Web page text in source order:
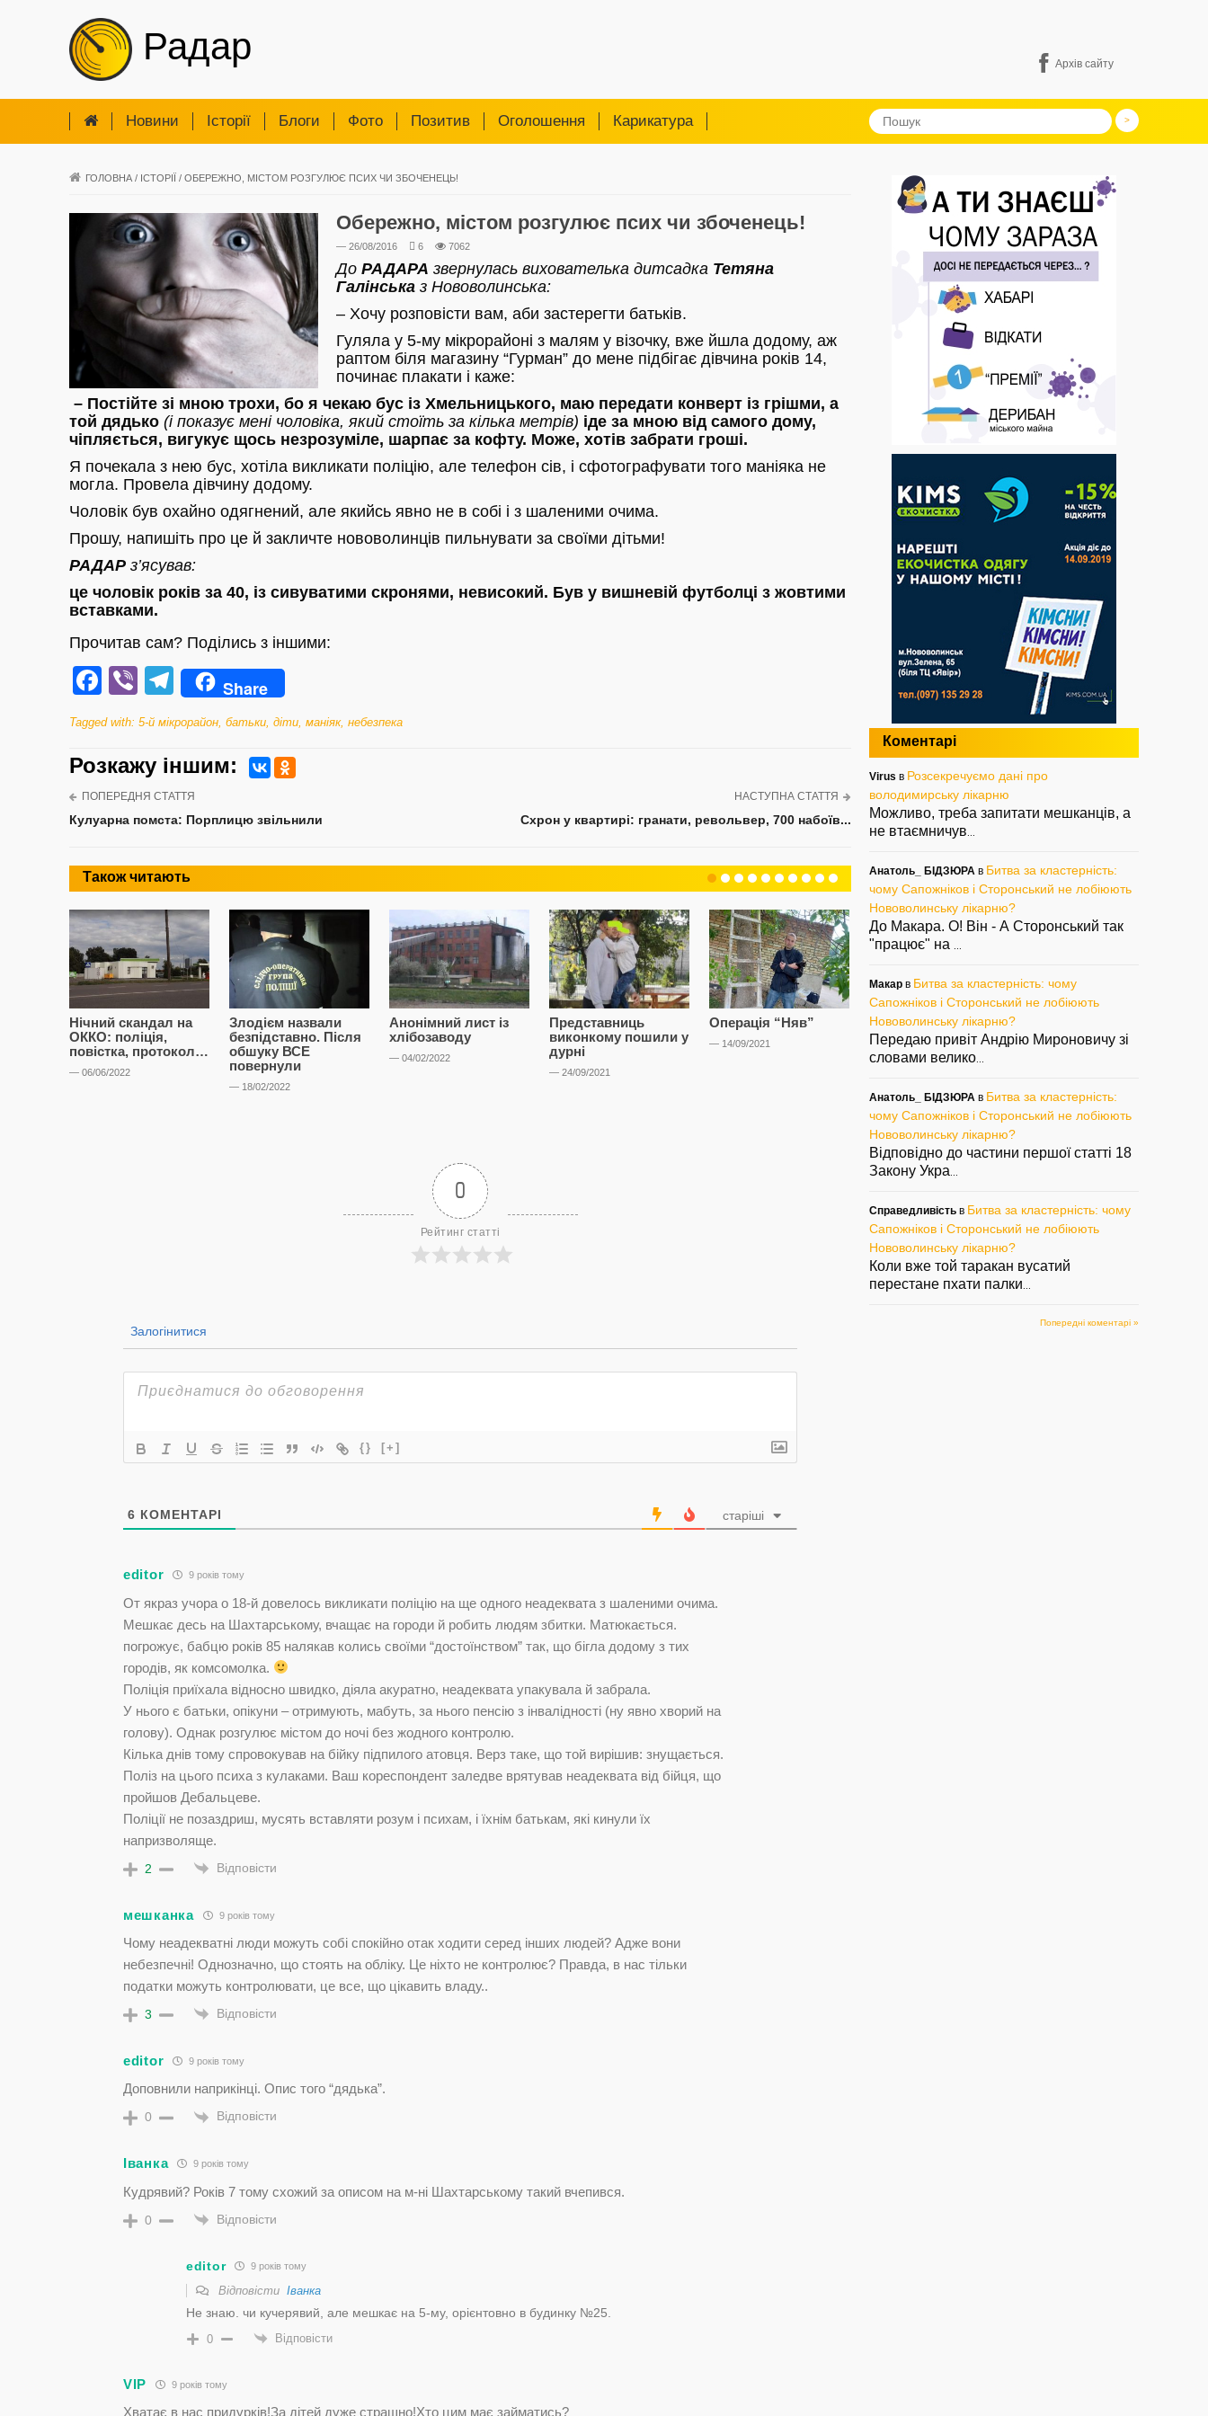
Радар Архів сайту
Новини Iсторії Блоги Фото Позитив Оголошення Карикатура
ГОЛОВНА / ІСТОРІЇ / ОБЕРЕЖНО, МІСТОМ РОЗГУЛЮЄ ПСИХ ЧИ ЗБОЧЕНЕЦЬ!
Обережно, містом розгулює псих чи збоченець!
— 26/08/2016 6 7062
До РАДАРА звернулась вихователька дитсадка Тетяна
Галінська з Нововолинська:
– Хочу розповісти вам, аби застерегти батьків.
Гуляла у 5-му мікрорайоні з малям у візочку, вже йшла додому, аж
раптом біля магазину “Гурман” до мене підбігає дівчина років 14,
починає плакати і каже:
– Постійте зі мною трохи, бо я чекаю бус із Хмельницького, маю передати конверт із грішми, а
той дядько (і показує мені чоловіка, який стоїть за кілька метрів) іде за мною від самого дому,
чіпляється, вигукує щось незрозуміле, шарпає за кофту. Може, хотів забрати гроші.
Я почекала з нею бус, хотіла викликати поліцію, але телефон сів, і сфотографувати того маніяка не
могла. Провела дівчину додому.
Чоловік був охайно одягнений, але якийсь явно не в собі і з шаленими очима.
Прошу, напишіть про це й закличте нововолинців пильнувати за своїми дітьми!
РАДАР з’ясував:
це чоловік років за 40, із сивуватими скронями, невисокий. Був у вишневій футболці з жовтими
вставками.
Прочитав сам? Поділись з іншими:
Facebook
ViberTelegram
Share
Tagged with: 5-й мікрорайон, батьки, діти, маніяк, небезпека
Розкажу iншим:
ПОПЕРЕДНЯ СТАТТЯ
Кулуарна помста: Порплицю звільнили
НАСТУПНА СТАТТЯ
Схрон у квартирі: гранати, револьвер, 700 набоїв...
Також читають
Нічний скандал на
ОККО: поліція,
повістка, протокол…
— 06/06/2022
Злодієм назвали
безпідставно. Після
обшуку ВСЕ
повернули
— 18/02/2022
Анонімний лист із
хлібозаводу
— 04/02/2022
Представниць
виконкому пошили у
дурні
— 24/09/2021
Операція “Няв”
— 14/09/2021
Живодер і
“сердобольна”
— 10/09/2021
старосту й земельні
оборудки
0
Рейтинг статті
Залогінитися
{} [+]
6 КОМЕНТАРІ старіші
editor 9 років тому
От якраз учора о 18-й довелось викликати поліцію на ще одного неадеквата з шаленими очима.
Мешкає десь на Шахтарському, вчащає на городи й робить людям збитки. Матюкається.
погрожує, бабцю років 85 налякав колись своїми “достоїнством” так, що бігла додому з тих
городів, як комсомолка.
Поліція приїхала відносно швидко, діяла акуратно, неадеквата упакувала й забрала.
У нього є батьки, опікуни – отримують, мабуть, за нього пенсію з інвалідності (ну явно хворий на
голову). Однак розгулює містом до ночі без жодного контролю.
Кілька днів тому спровокував на бійку підпилого атовця. Верз таке, що той вирішив: знущається.
Поліз на цього психа з кулаками. Ваш кореспондент заледве врятував неадеквата від бійця, що
пройшов Дебальцеве.
Поліції не позаздриш, мусять вставляти розум і психам, і їхнім батькам, які кинули їх
напризволяще.
2 Відповісти
мешканка 9 років тому
Чому неадекватні люди можуть собі спокійно отак ходити серед інших людей? Адже вони
небезпечні! Однозначно, що стоять на обліку. Це ніхто не контролює? Правда, в нас тільки
податки можуть контролювати, це все, що цікавить владу..
3 Відповісти
editor 9 років тому
Доповнили наприкінці. Опис того “дядька”.
0 Відповісти
Іванка 9 років тому
Кудрявий? Років 7 тому схожий за описом на м-ні Шахтарському такий вчепився.
0 Відповісти
editor 9 років тому
Відповісти Іванка
Не знаю. чи кучерявий, але мешкає на 5-му, орієнтовно в будинку №25.
0 Відповісти
VIP 9 років тому
Хватає в нас придурків!За дітей дуже страшно!Хто цим має займатись?
Коментарі
Virus в Розсекречуємо дані про
володимирську лікарню
Можливо, треба запитати мешканців, а
не втаємничув
Анатоль_ БІДЗЮРА в Битва за кластерність:
чому Сапожніков і Сторонський не лобіюють
Нововолинську лікарню?
До Макара. О! Він - А Сторонський так
"працює" на
Макар в Битва за кластерність: чому
Сапожніков і Сторонський не лобіюють
Нововолинську лікарню?
Передаю привіт Андрію Мироновичу зі
словами велико
Анатоль_ БІДЗЮРА в Битва за кластерність:
чому Сапожніков і Сторонський не лобіюють
Нововолинську лікарню?
Відповідно до частини першої статті 18
Закону Укра
Справедливість в Битва за кластерність: чому
Сапожніков і Сторонський не лобіюють
Нововолинську лікарню?
Коли вже той таракан вусатий
перестане пхати палки
Попередні коментарі »